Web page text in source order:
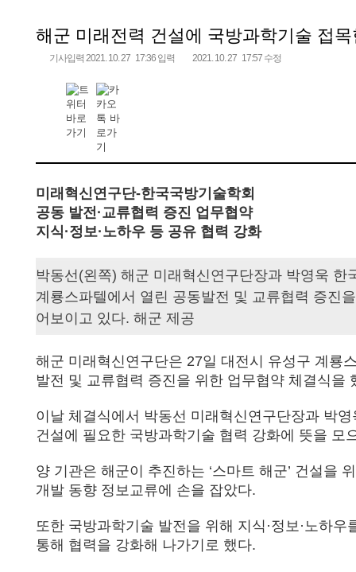
해군 미래전력 건설에 국방과학기술 접
기사입력 2021. 10. 27 17:36 입력 2021. 10. 27 17:57 수정
미래혁신연구단-한국국방기술학회
공동 발전·교류협력 증진 업무협약
지식·정보·노하우 등 공유 협력 강화
박동선(왼쪽) 해군 미래혁신연구단장과 박영욱
계룡스파텔에서 열린 공동발전 및 교류협력 증진
어보이고 있다. 해군 제공
해군 미래혁신연구단은 27일 대전시 유성구 계룡
발전 및 교류협력 증진을 위한 업무협약 체결식을
이날 체결식에서 박동선 미래혁신연구단장과 박
건설에 필요한 국방과학기술 협력 강화에 뜻을 모
양 기관은 해군이 추진하는 ‘스마트 해군’ 건설을
개발 동향 정보교류에 손을 잡았다.
또한 국방과학기술 발전을 위해 지식·정보·노하
통해 협력을 강화해 나가기로 했다.